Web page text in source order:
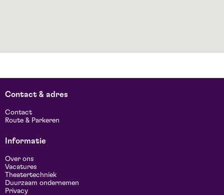
Contact & adres
Contact
Route & Parkeren
Informatie
Over ons
Vacatures
Theatertechniek
Duurzaam ondernemen
Privacy